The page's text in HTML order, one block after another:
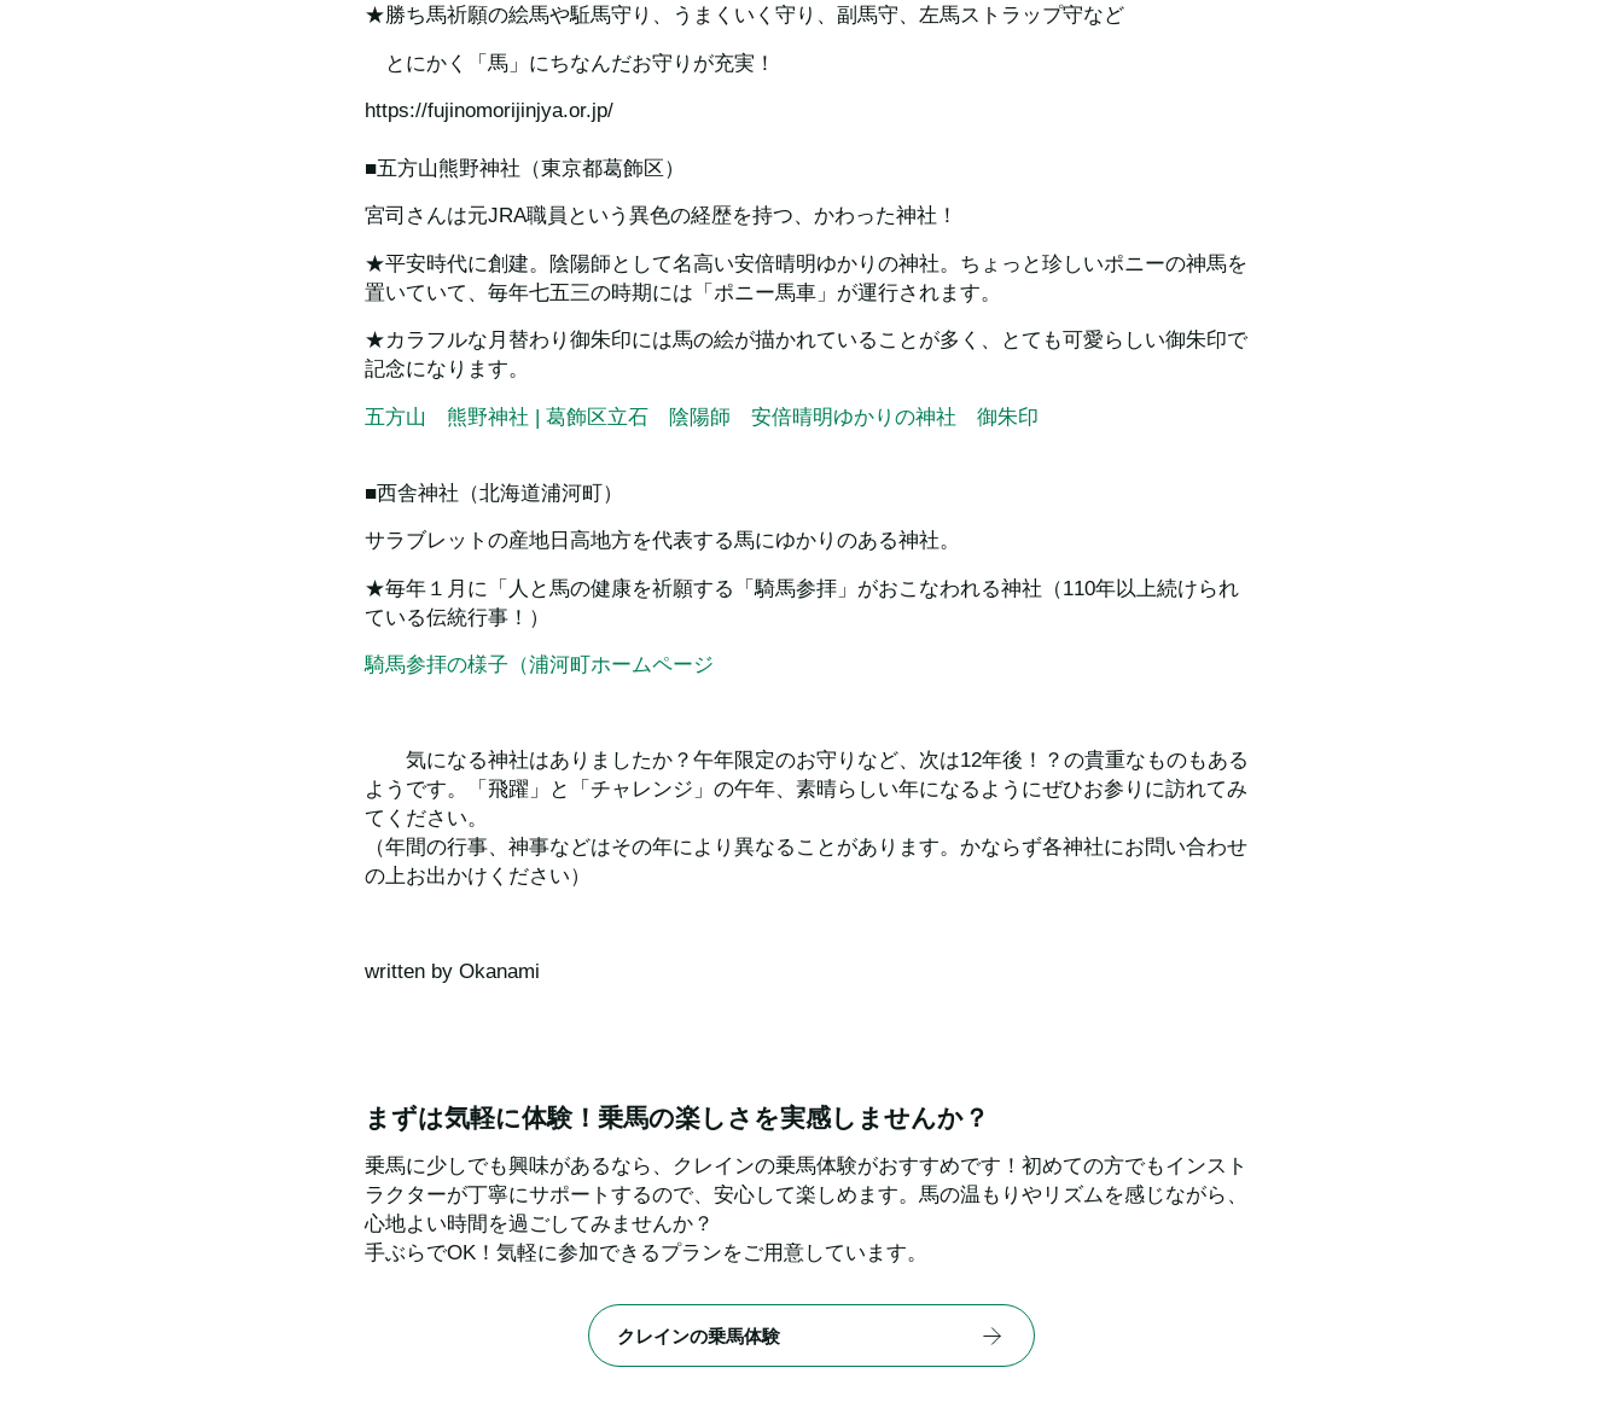
★勝ち馬祈願の絵馬や駈馬守り、うまくいく守り、副馬守、左馬ストラップ守など
とにかく「馬」にちなんだお守りが充実！
https://fujinomorijinjya.or.jp/
■五方山熊野神社（東京都葛飾区）
宮司さんは元JRA職員という異色の経歴を持つ、かわった神社！
★平安時代に創建。陰陽師として名高い安倍晴明ゆかりの神社。ちょっと珍しいポニーの神馬を
置いていて、毎年七五三の時期には「ポニー馬車」が運行されます。
★カラフルな月替わり御朱印には馬の絵が描かれていることが多く、とても可愛らしい御朱印で
記念になります。
五方山　熊野神社 | 葛飾区立石　陰陽師　安倍晴明ゆかりの神社　御朱印
■西舎神社（北海道浦河町）
サラブレットの産地日高地方を代表する馬にゆかりのある神社。
★毎年１月に「人と馬の健康を祈願する「騎馬参拝」がおこなわれる神社（110年以上続けられ
ている伝統行事！）
騎馬参拝の様子（浦河町ホームページ
気になる神社はありましたか？午年限定のお守りなど、次は12年後！？の貴重なものもある
ようです。「飛躍」と「チャレンジ」の午年、素晴らしい年になるようにぜひお参りに訪れてみ
てください。
（年間の行事、神事などはその年により異なることがあります。かならず各神社にお問い合わせ
の上お出かけください）
written by Okanami
まずは気軽に体験！乗馬の楽しさを実感しませんか？
乗馬に少しでも興味があるなら、クレインの乗馬体験がおすすめです！初めての方でもインスト
ラクターが丁寧にサポートするので、安心して楽しめます。馬の温もりやリズムを感じながら、
心地よい時間を過ごしてみませんか？
手ぶらでOK！気軽に参加できるプランをご用意しています。
クレインの乗馬体験